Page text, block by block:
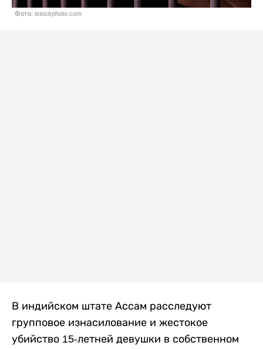
Фото: istockphoto.com
В индийском штате Ассам расследуют
групповое изнасилование и жестокое
убийство 15-летней девушки в собственном